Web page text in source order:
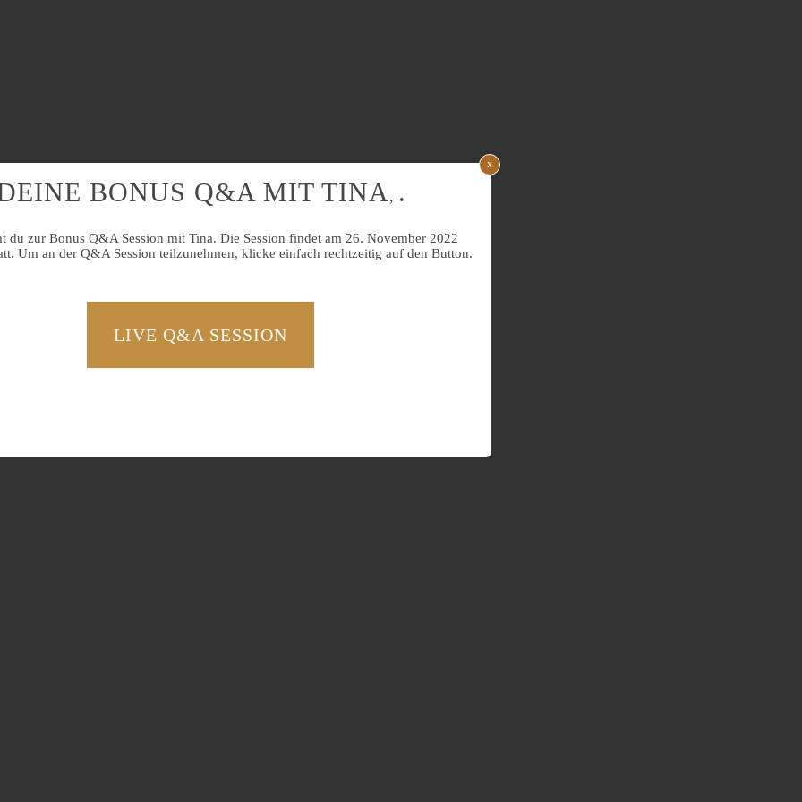
BONUS Q&A MIT TINA , .
du zur Bonus Q&A Session mit Tina. Die Session findet am 26. November 2022
Um an der Q&A Session teilzunehmen, klicke einfach rechtzeitig auf den Button.
LIVE Q&A SESSION
x